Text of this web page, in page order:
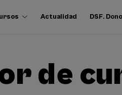
Actualidad DSF.
de